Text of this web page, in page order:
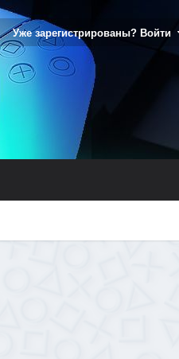
Уже зарегистрированы? Войти